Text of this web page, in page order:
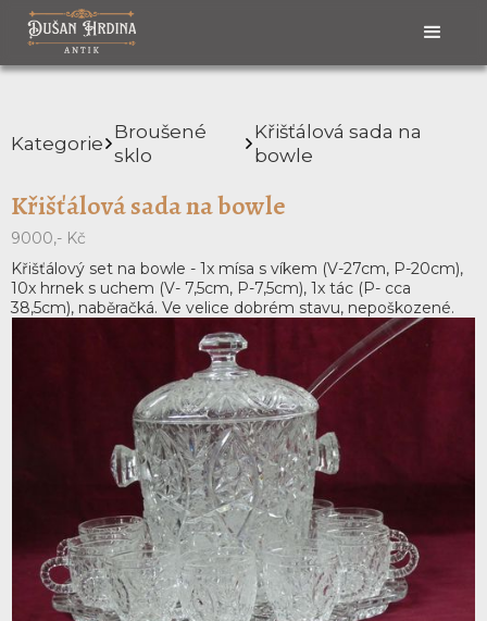
Kategorie
Broušené
sklo
Křišťálová sada na
bowle
Křišťálová sada na bowle
9000,- Kč
Křišťálový set na bowle - 1x mísa s víkem (V-27cm, P-20cm),
10x hrnek s uchem (V- 7,5cm, P-7,5cm), 1x tác (P- cca
38,5cm), naběračká. Ve velice dobrém stavu, nepoškozené.